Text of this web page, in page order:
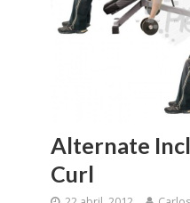
Alternate
Curl